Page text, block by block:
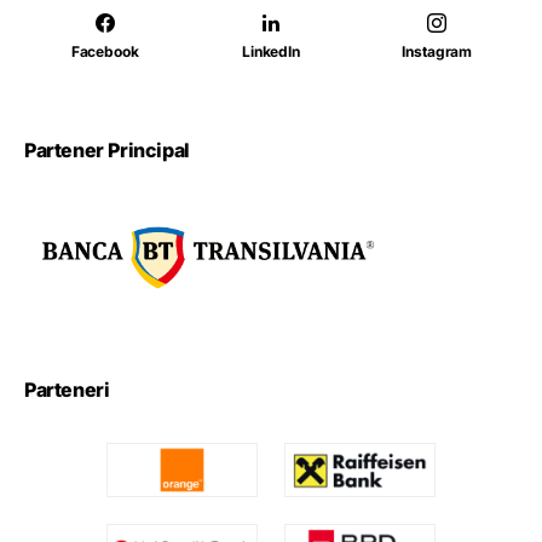
Facebook LinkedIn Instagram
Partener Principal
Parteneri